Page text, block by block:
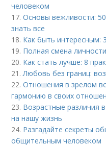
человеком
17.Основы вежливости:
знать все
18. Как быть интересным:
19. Полная смена
20. Как стать лучше: 8
21. Любовь без границ:
22.Отношения в зрелом
гармонию в своих
23. Возрастные различия
на нашу жизнь
24. Разгадайте секреты
общительным человеком